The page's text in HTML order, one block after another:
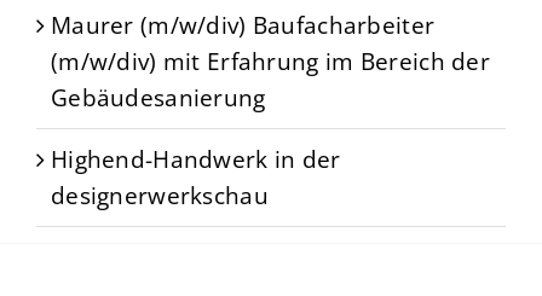
Maurer (m/w/div) Baufacharbeiter
(m/w/div) mit Erfahrung im Bereich der
Gebäudesanierung
Highend-Handwerk in der
designerwerkschau